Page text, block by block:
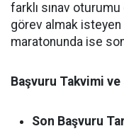
farklı sınav
görev almak
maratonunda ise
Başvuru Takvimi
Son Başvuru